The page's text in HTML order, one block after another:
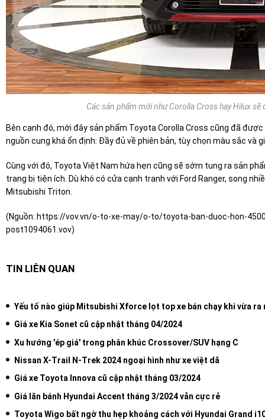
Các sản phẩm mới như Corolla Cross hay Hilux
Bên cạnh đó, mới đây sản phẩm Toyota Corolla Cross cũng đã
nguồn cung khá ổn định: Đầy đủ về phiên bản, tùy chọn màu sắc và
Cùng với đó, Toyota Việt Nam hứa hẹn cũng sẽ sớm tung ra sản
trang bị tiện ích. Dù khó có cửa cạnh tranh với Ford Ranger, song
Mitsubishi Triton.
(Nguồn: https://vov.vn/o-to-xe-may/o-to/toyota-ban-duoc-hon-
post1094061.vov)
TIN LIÊN QUAN
Yếu tố nào giúp Mitsubishi Xforce lọt top xe bán chạy khi vừa ra
Giá xe Kia Sonet cũ cập nhật tháng 04/2024
Xu hướng 'ép giá' trong phân khúc Crossover/SUV hạng C
Nissan X-Trail N-Trek 2024 ngoại hình như xe việt dã
Giá xe Toyota Innova cũ cập nhật tháng 03/2024
Giá lăn bánh Hyundai Accent tháng 3/2024 vẫn cực rẻ
Toyota Wigo bất ngờ thu hẹp khoảng cách với Hyundai Grand